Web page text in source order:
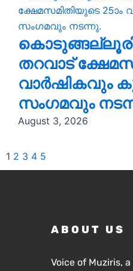
തറവാട്
വാർഷികവും
സംഗമവും
August 3, 2026
1 2 3 4 5
ABOUT US
Voice of Muziris,